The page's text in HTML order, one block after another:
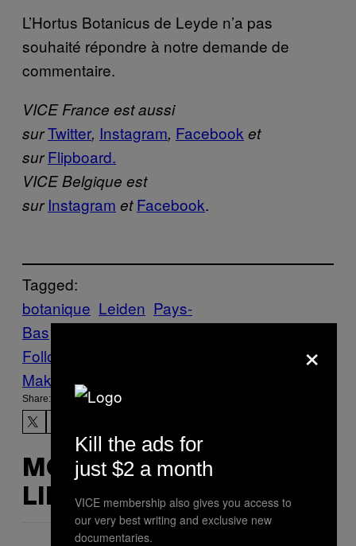
L’Hortus Botanicus de Leyde n’a pas
souhaité répondre à notre demande de
commentaire.
VICE France est aussi
surTwitter, Instagram, Facebook et
sur Flipboard.
VICE Belgique est
sur Instagram et Facebook.
Tagged:
botanique Leiden Pays-
Bas
Follow Us On Discover
Make Us Preferred In Top Stories
Share:
MORE
LIKE THIS
×
Kill the ads for
just $2 a month
VICE membership also gives you access to
our very best writing and exclusive new
documentaries.